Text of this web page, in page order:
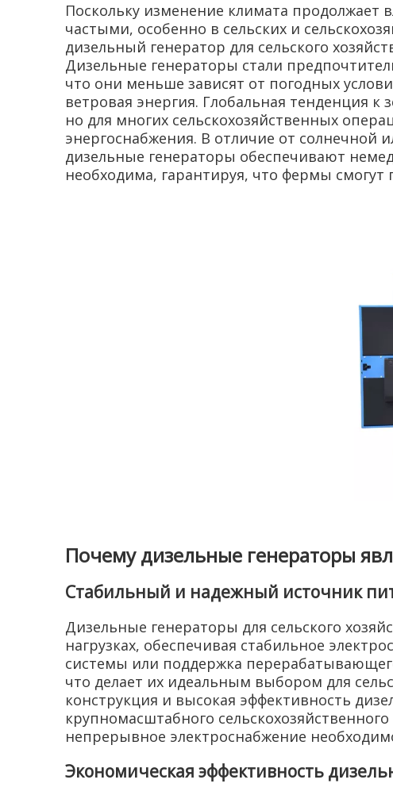
Поскольку изменение климата продолжает
частыми, особенно в сельских и
дизельный генератор для сельского
Дизельные генераторы стали
что они меньше зависят от погодных
ветровая энергия. Глобальная тенденция
но для многих сельскохозяйственных
энергоснабжения. В отличие от солнечной
дизельные генераторы обеспечивают
необходима, гарантируя, что фермы
Почему дизельные генераторы
Стабильный и надежный источник
Дизельные генераторы для сельского
нагрузках, обеспечивая стабильное
системы или поддержка
что делает их идеальным выбором для
конструкция и высокая эффективность
крупномасштабного
непрерывное электроснабжение
Экономическая эффективность